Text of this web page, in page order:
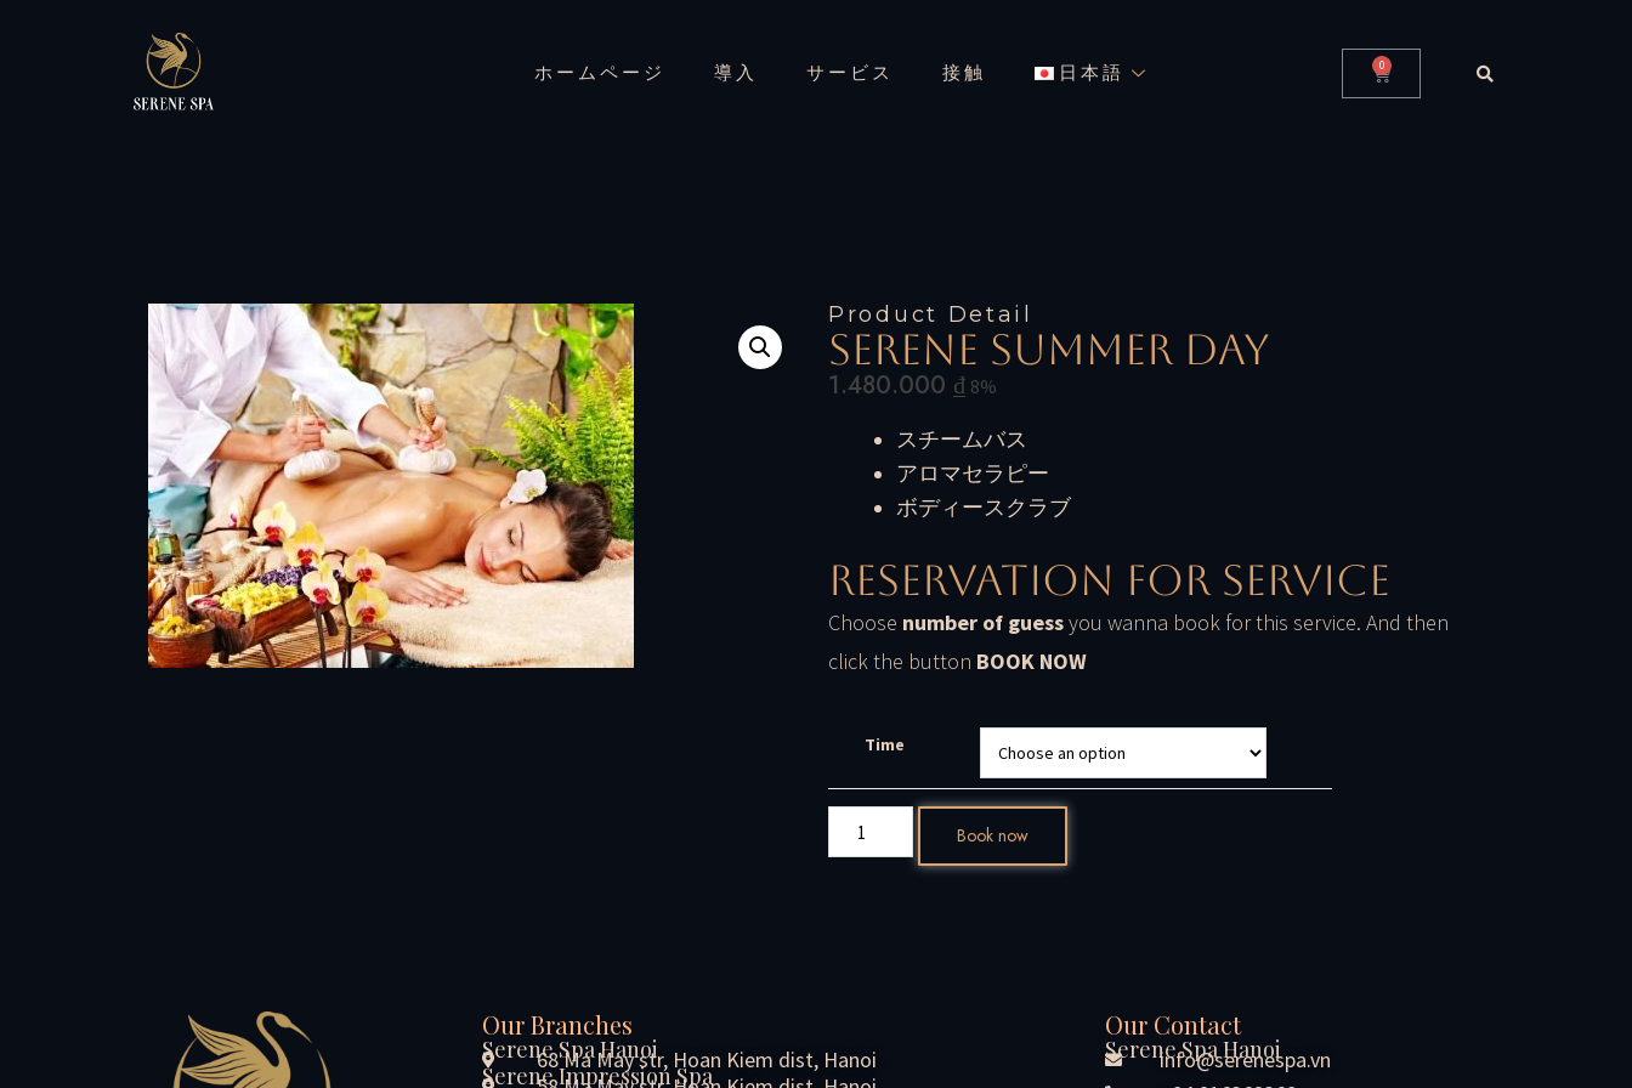
ホームページ 導入 サービス 接触 日本語 0
Product Detail
Serene Summer Day
1.480.000 ₫ 8%
スチームバス
アロマセラピー
ボディースクラブ
Reservation For Service
Choose number of guessyou wanna book for this service. And then
click the button BOOK NOW
Time
Book now
Our Branches
Serene Spa Hanoi
68 Ma May str, Hoan Kiem dist, Hanoi
Serene Impression Spa
Our Contact
Serene Spa Hanoi
info@serenespa.vn